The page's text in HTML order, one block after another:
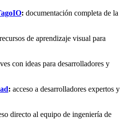
: documentación completa de la
recursos de aprendizaje visual para
con ideas para desarrolladores y
: acceso a desarrolladores expertos y
directo al equipo de ingeniería de